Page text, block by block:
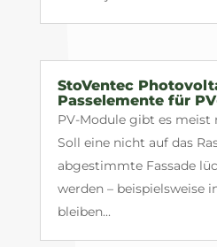
StoVentec
Passelemente für
PV-Module gibt es meist
Soll eine nicht auf das
abgestimmte Fassade
werden – beispielsweise
bleiben...